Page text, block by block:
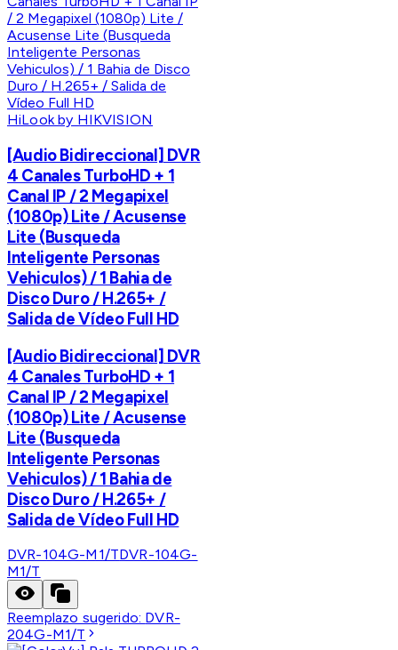
HiLook by HIKVISION
[Audio Bidireccional] DVR
4 Canales TurboHD + 1
Canal IP / 2 Megapixel
(1080p) Lite / Acusense
Lite (Busqueda
Inteligente Personas
Vehiculos) / 1 Bahia de
Disco Duro / H.265+ /
Salida de Vídeo Full HD
[Audio Bidireccional] DVR
4 Canales TurboHD + 1
Canal IP / 2 Megapixel
(1080p) Lite / Acusense
Lite (Busqueda
Inteligente Personas
Vehiculos) / 1 Bahia de
Disco Duro / H.265+ /
Salida de Vídeo Full HD
DVR-104G-M1/TDVR-104G-
M1/T
Reemplazo sugerido: DVR-
204G-M1/T